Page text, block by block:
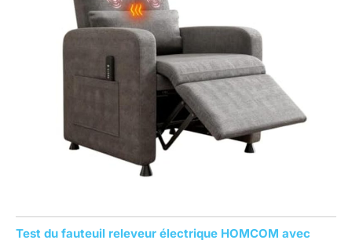
Test du fauteuil releveur électrique HOMCOM avec